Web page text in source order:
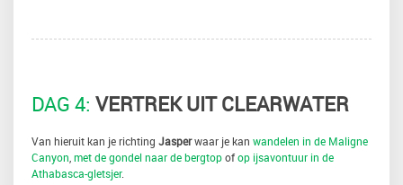
DAG 4: VERTREK UIT CLEARWATER
Van hieruit kan je richting Jasperwaar je kan wandelen in de Maligne
Canyon met de gondel naar de bergtopofop ijsavontuur in de
Athabasca-gletsjer.